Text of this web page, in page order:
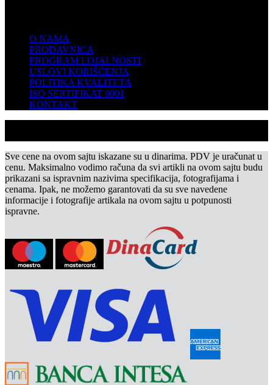
O NAMA
PRODAVNICA
PROGRAM LOJALNOSTI
USLOVI KORIŠĆENJA
POLITIKA KVALITETA
ISO SERTIFIKAT 9001
KONTAKT
Sve cene na ovom sajtu iskazane su u dinarima. PDV je uračunat u
cenu. Maksimalno vodimo računa da svi artikli na ovom sajtu budu
prikazani sa ispravnim nazivima specifikacija, fotografijama i
cenama. Ipak, ne možemo garantovati da su sve navedene
informacije i fotografije artikala na ovom sajtu u potpunosti
ispravne.